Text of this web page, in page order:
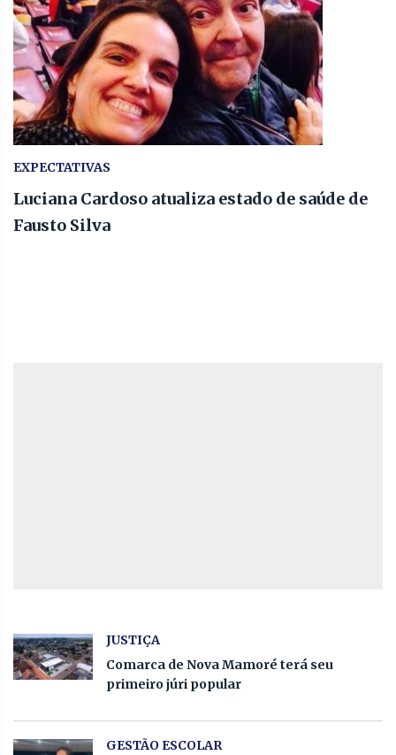
EXPECTATIVAS
Luciana Cardoso atualiza estado de saúde de
Fausto Silva
JUSTIÇA
Comarca de Nova Mamoré terá seu
primeiro júri popular
GESTÃO ESCOLAR